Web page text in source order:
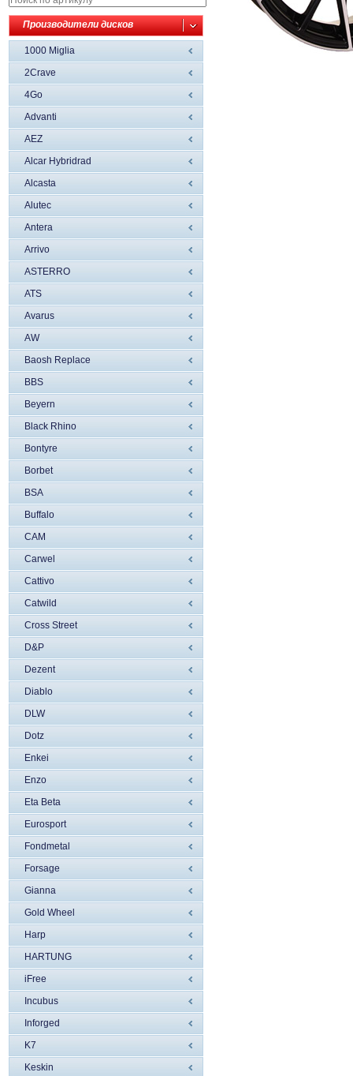
Производители дисков
1000 Miglia
2Crave
4Go
Advanti
AEZ
Alcar Hybridrad
Alcasta
Alutec
Antera
Arrivo
ASTERRO
ATS
Avarus
AW
Baosh Replace
BBS
Beyern
Black Rhino
Bontyre
Borbet
BSA
Buffalo
CAM
Carwel
Cattivo
Catwild
Cross Street
D&P
Dezent
Diablo
DLW
Dotz
Enkei
Enzo
Eta Beta
Eurosport
Fondmetal
Forsage
Gianna
Gold Wheel
Harp
HARTUNG
iFree
Incubus
Inforged
K7
Keskin